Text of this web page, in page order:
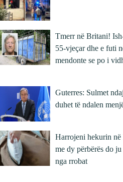
Tmerr në Britani!
55-vjeçar dhe e futi
mendonte se po i
Guterres: Sulmet
duhet të ndalen
Harrojeni hekurin
me dy përbërës do
nga rrobat